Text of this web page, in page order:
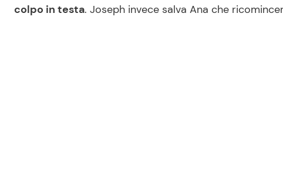
colpo in testa. Joseph invece salva Ana che